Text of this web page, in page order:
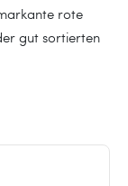
rote
gut sortierten